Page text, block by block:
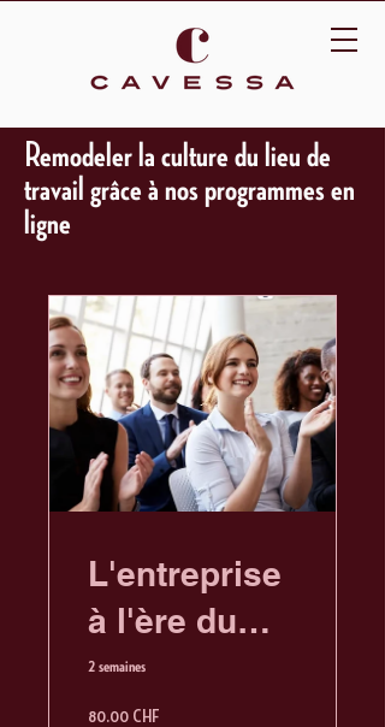
Remodeler la culture du lieu de
travail grâce à nos programmes en
ligne
L'entreprise
à l'ère du
numérique
2 semaines
80.00 CHF